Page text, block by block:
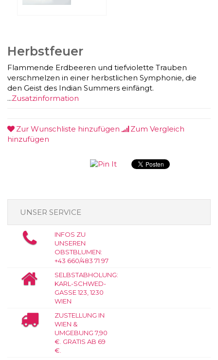
Herbstfeuer
Flammende Erdbeeren und tiefviolette Trauben
verschmelzen in einer herbstlichen Symphonie, die
den Geist des Indian Summers einfängt.
...Zusatzinformation
Zur Wunschliste hinzufügen
Zum Vergleich
hinzufügen
UNSER SERVICE
INFOS ZU
UNSEREN
OBSTBLUMEN:
+43 660/483 71 97
SELBSTABHOLUNG:
KARL-SCHWED-
GASSE 123, 1230
WIEN
ZUSTELLUNG IN
WIEN &
UMGEBUNG 7,90
€. GRATIS AB 69
€.